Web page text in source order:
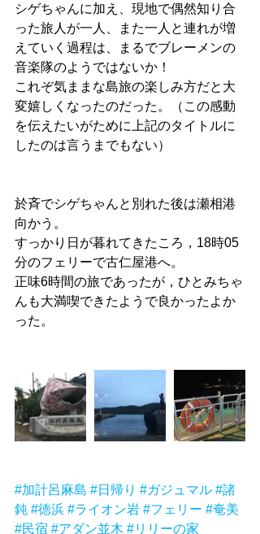
シゲちゃんに加え、現地で偶然知り合
った旅人が一人、また一人と連れが増
えていく過程は、まるでブレーメンの
音楽隊のようではないか！
これぞ気ままな島旅の楽しみ方だと大
変嬉しくなったのだった。（この感動
を伝えたいがために上記のタイトルに
したのは言うまでもない）
於斉でシゲちゃんと別れた後は瀬相港
向かう。
すっかり日が暮れてきたころ，18時05
分のフェリーで古仁屋港へ。
正味6時間の旅であったが，ひとみちゃ
んも大満喫できたようで良かったよか
った。
#加計呂麻島 #日帰り #ガジュマル #諸
鈍 #徳浜 #ライオン岩 #フェリー #奄美
#民宿 #アダン並木 #リリーの家